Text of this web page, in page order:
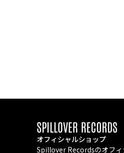
SPILLOVER RECORDS
オフィシャルショップ
Spillover Recordsのオフィ